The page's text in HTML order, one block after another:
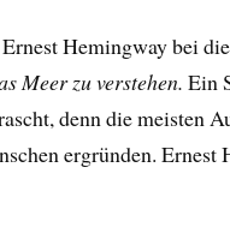
Hemingway bei
Meer zu verstehen.Ein
denn die meisten
ergründen.